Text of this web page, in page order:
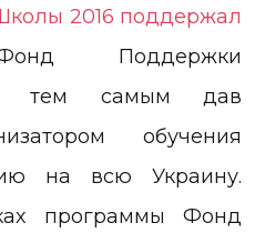
2016 поддержал
Поддержки
тем самым дав
обучения
на всю Украину.
программы Фонд